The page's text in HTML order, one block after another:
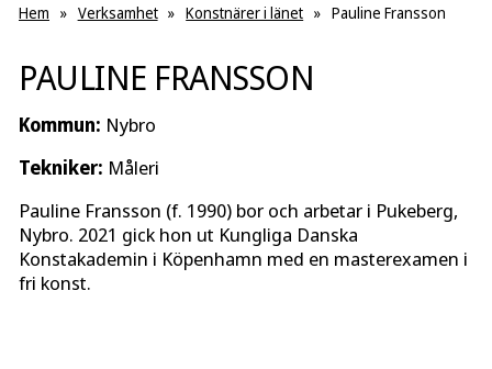
Hem » Verksamhet » Konstnärer i länet » Pauline Fransson
PAULINE FRANSSON
Kommun: Nybro
Tekniker: Måleri
Pauline Fransson (f. 1990) bor och arbetar i Pukeberg,
Nybro. 2021 gick hon ut Kungliga Danska
Konstakademin i Köpenhamn med en masterexamen i
fri konst.